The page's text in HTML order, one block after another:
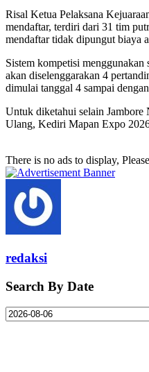
Risal Ketua Pelaksana
mendaftar, terdiri dari 31 tim
mendaftar tidak dipungut biaya
Sistem kompetisi
akan diselenggarakan 4
dimulai tanggal 4 sampai
Untuk diketahui selain Jambore
Ulang, Kediri Mapan Expo
There is no ads to display,
redaksi
Search By Date